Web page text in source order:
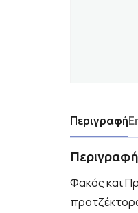
Περιγραφή
Περιγραφή
Φακός και